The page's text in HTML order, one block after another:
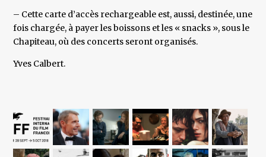
– Cette carte d’accès rechargeable est, aussi, destinée, une
fois chargée, à payer les boissons et les « snacks », sous le
Chapiteau, où des concerts seront organisés.
Yves Calbert.